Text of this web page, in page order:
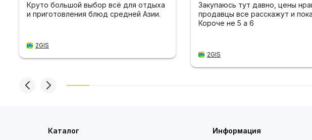
Круто большой выбор всё для отдыха
и приготовления блюд средней Азии.
2GIS
Закупаюсь тут давно, цены
продавцы все расскажут и
Короче не 5 а 6
2GIS
Каталог
Информация